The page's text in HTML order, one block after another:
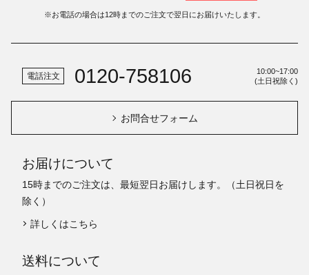
※お電話の場合は12時までのご注文で翌日にお届けいたします。
電話注文 0120-758106
10:00~17:00
(土日祝除く)
お問合せフォーム
お届けについて
15時までのご注文は、最短翌日お届けします。（土日祝日を
除く）
詳しくはこちら
送料について